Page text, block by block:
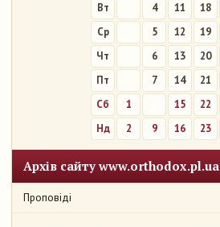
Вт
4 11 18
Ср
5 12 19
Чт
6 13 20
Пт
7 14 21
Сб
1 15 22
Нд
2 9 16 23
Архів сайту www.orthodox.pl.ua
Проповіді